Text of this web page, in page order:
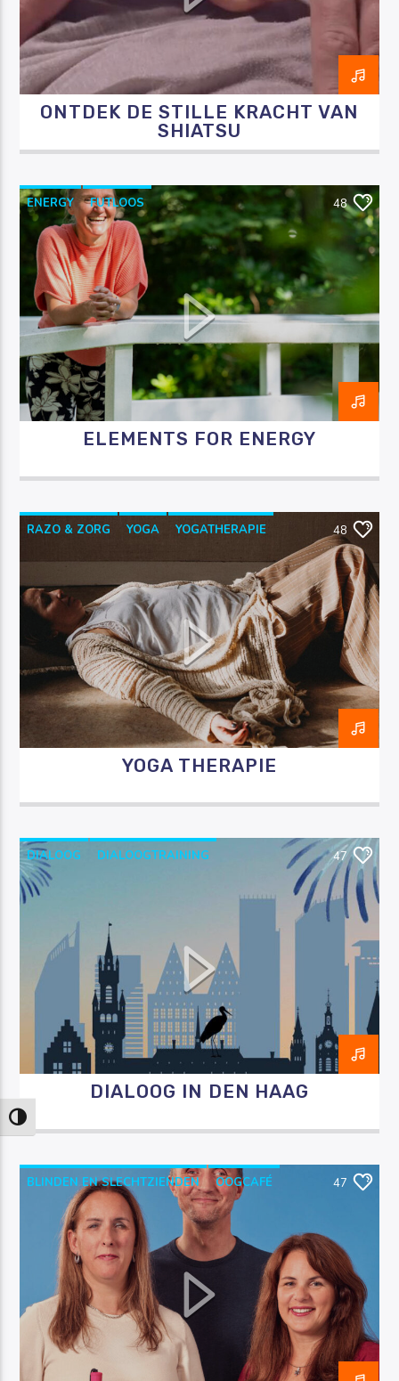
Keuze voor hoog contrast
Luister RAZO online
ONTDEK DE STILLE KRACHT VAN
SHIATSU
ENERGY
FUTLOOS
HORMOONTHERAPEUT
OVERGANG
RAZO & ZORG
48
ELEMENTS FOR ENERGY
RAZO & ZORG YOGA
YOGATHERAPIE
YOGAWITHBIDDY
48
YOGA THERAPIE
DIALOOG
DIALOOGTRAINING
RAZO & ZORG
47
DIALOOG IN DEN HAAG
BLINDEN EN SLECHTZIENDEN
OOGCAFÉ
OOGVERENIGING
RAZO & ZORG
47